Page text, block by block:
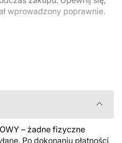
wprowadzony poprawnie.
po ich pobraniu. Zalecamy
problemy z zamówieniem,
– żadne fizyczne
Po dokonaniu płatności